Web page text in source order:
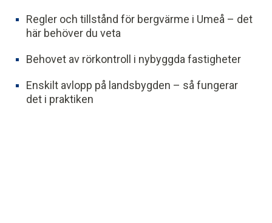
Regler och tillstånd för bergvärme i Umeå – det
här behöver du veta
Behovet av rörkontroll i nybyggda fastigheter
Enskilt avlopp på landsbygden – så fungerar
det i praktiken